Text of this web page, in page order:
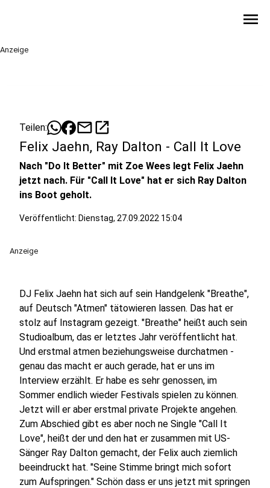
menu
Anzeige
Teilen: mailopen_in_new
Felix Jaehn, Ray Dalton - Call It Love
Nach "Do It Better" mit Zoe Wees legt Felix Jaehn
jetzt nach. Für "Call It Love" hat er sich Ray Dalton
ins Boot geholt.
Veröffentlicht: Dienstag, 27.09.2022 15:04
Anzeige
DJ Felix Jaehn hat sich auf sein Handgelenk "Breathe",
auf Deutsch "Atmen" tätowieren lassen. Das hat er
stolz auf Instagram gezeigt. "Breathe" heißt auch sein
Studioalbum, das er letztes Jahr veröffentlicht hat.
Und erstmal atmen beziehungsweise durchatmen -
genau das macht er auch gerade, hat er uns im
Interview erzählt. Er habe es sehr genossen, im
Sommer endlich wieder Festivals spielen zu können.
Jetzt will er aber erstmal private Projekte angehen.
Zum Abschied gibt es aber noch ne Single "Call It
Love", heißt der und den hat er zusammen mit US-
Sänger Ray Dalton gemacht, der Felix auch ziemlich
beeindruckt hat. "Seine Stimme bringt mich sofort
zum Aufspringen." Schön dass er uns jetzt mit springen